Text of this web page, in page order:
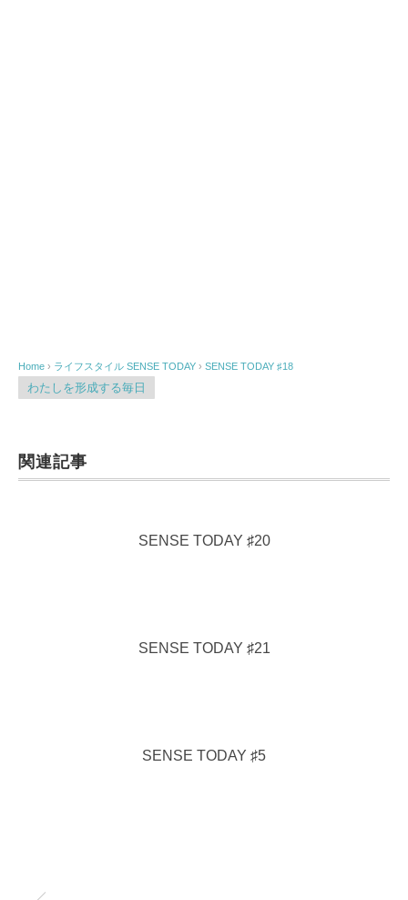
Home › ライフスタイル SENSE TODAY › SENSE TODAY ♯18
わたしを形成する毎日
関連記事
SENSE TODAY ♯20
SENSE TODAY ♯21
SENSE TODAY ♯5